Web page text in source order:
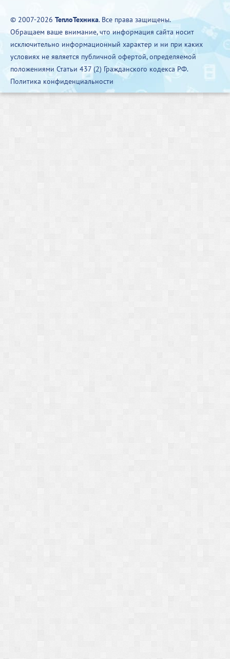
© 2007-2026 ТеплоТехника. Все права защищены.
Обращаем ваше внимание, что информация сайта носит
исключительно информационный характер и ни при каких
условиях не является публичной офертой, определяемой
положениями Статьи 437 (2) Гражданского кодекса РФ.
Политика конфиденциальности